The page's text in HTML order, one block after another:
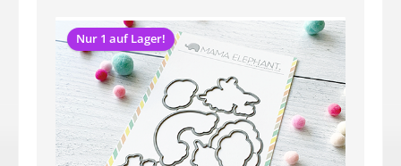
Nur 1 auf Lager!